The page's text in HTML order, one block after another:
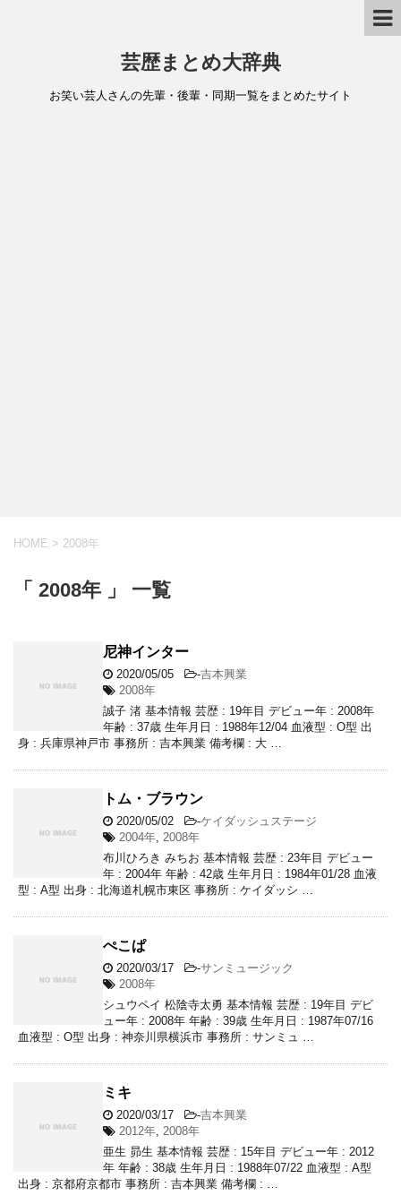
芸歴まとめ大辞典
お笑い芸人さんの先輩・後輩・同期一覧をまとめたサイト
HOME > 2008年
「 2008年 」 一覧
尼神インター
2020/05/05 -吉本興業
2008年
誠子 渚 基本情報 芸歴 : 19年目 デビュー年 : 2008年
年齢 : 37歳 生年月日 : 1988年12/04 血液型 : O型 出
身 : 兵庫県神戸市 事務所 : 吉本興業 備考欄 : 大 …
トム・ブラウン
2020/05/02 -ケイダッシュステージ
2004年 2008年
布川ひろき みちお 基本情報 芸歴 : 23年目 デビュー
年 : 2004年 年齢 : 42歳 生年月日 : 1984年01/28 血液
型 : A型 出身 : 北海道札幌市東区 事務所 : ケイダッシ …
ぺこぱ
2020/03/17 -サンミュージック
2008年
シュウペイ 松陰寺太勇 基本情報 芸歴 : 19年目 デビ
ュー年 : 2008年 年齢 : 39歳 生年月日 : 1987年07/16
血液型 : O型 出身 : 神奈川県横浜市 事務所 : サンミュ …
ミキ
2020/03/17 -吉本興業
2012年 2008年
亜生 昴生 基本情報 芸歴 : 15年目 デビュー年 : 2012
年 年齢 : 38歳 生年月日 : 1988年07/22 血液型 : A型
出身 : 京都府京都市 事務所 : 吉本興業 備考欄 : …